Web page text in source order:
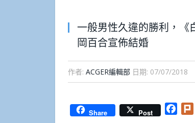
一般男性久違的勝利，《
岡百合宣佈結婚
作者: ACGER編輯部 日期: 07/07/2018
Share Post